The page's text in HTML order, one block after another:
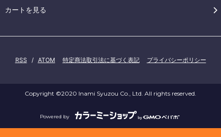
カートを見る
RSS / ATOM 特定商法取引法に基づく表記 プライバシーポリシー
Copyright ©2020 Inami Syuzou Co., Ltd. All rights reserved.
Powered by